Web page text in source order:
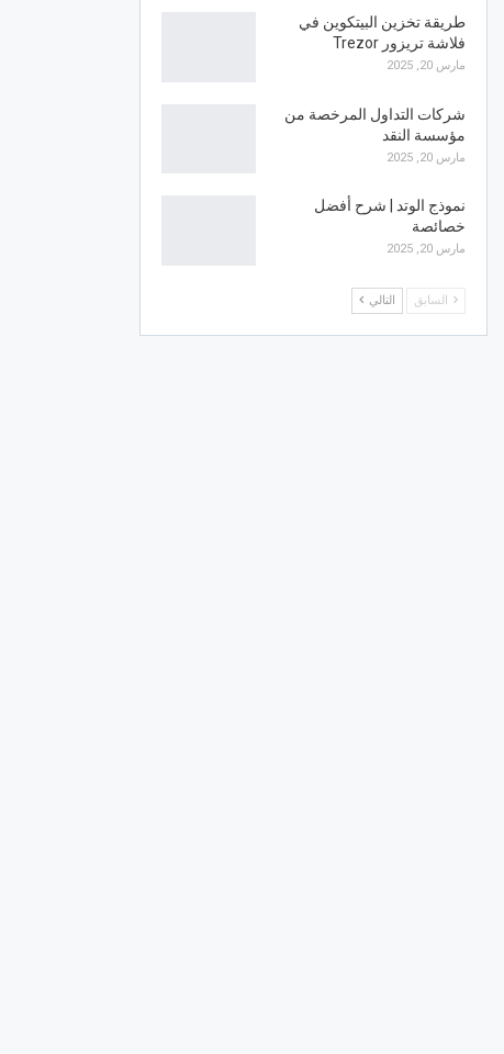
طريقة تخزين البيتكوين في
فلاشة تريزور Trezor
مارس 20, 2025
شركات التداول المرخصة من
مؤسسة النقد
مارس 20, 2025
نموذج الوتد | شرح أفضل
خصائصة
مارس 20, 2025
السابق التالي